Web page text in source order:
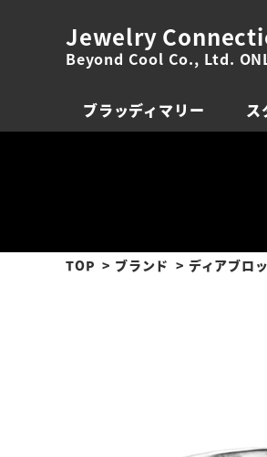
Jewelry
Beyond Cool Co., Ltd.
ブラッディマリー ス
TOP ブランド ディアブロ